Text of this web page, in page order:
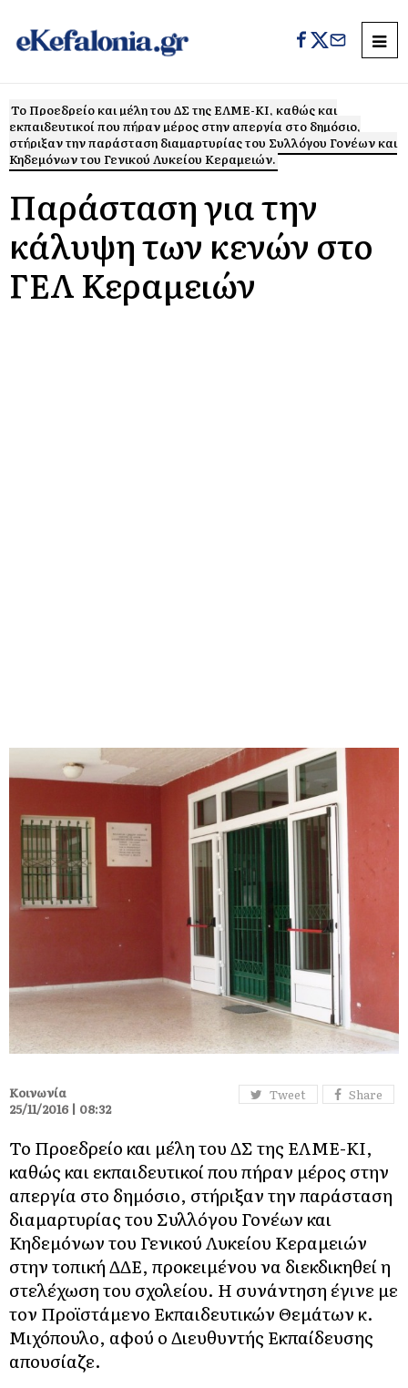
Το Προεδρείο και μέλη του ΔΣ της ΕΛΜΕ-ΚΙ, καθώς και
εκπαιδευτικοί που πήραν μέρος στην απεργία στο δημόσιο,
στήριξαν την παράσταση διαμαρτυρίας του Συλλόγου Γονέων και
Κηδεμόνων του Γενικού Λυκείου Κεραμειών.
Παράσταση για την
κάλυψη των κενών στο
ΓΕΛ Κεραμειών
Tweet Share
Κοινωνία
25/11/2016 | 08:32
Το Προεδρείο και μέλη του ΔΣ της ΕΛΜΕ-ΚΙ,
καθώς και εκπαιδευτικοί που πήραν μέρος στην
απεργία στο δημόσιο, στήριξαν την παράσταση
διαμαρτυρίας του Συλλόγου Γονέων και
Κηδεμόνων του Γενικού Λυκείου Κεραμειών
στην τοπική ΔΔΕ, προκειμένου να διεκδικηθεί η
στελέχωση του σχολείου. Η συνάντηση έγινε με
τον Προϊστάμενο Εκπαιδευτικών Θεμάτων κ.
Μιχόπουλο, αφού ο Διευθυντής Εκπαίδευσης
απουσίαζε.